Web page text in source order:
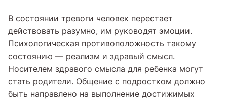
В состоянии тревоги человек перестает
действовать разумно, им руководят эмоции.
Психологическая противоположность такому
состоянию — реализм и здравый смысл.
Носителем здравого смысла для ребенка могут
стать родители. Общение с подростком должно
быть направлено на выполнение достижимых